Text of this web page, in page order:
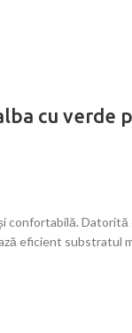
cu verde
confortabilă. Datorită
eficient substratul